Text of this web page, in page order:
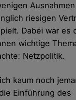
riesigen
Dabei war es
wichtige
Netzpolitik.
kaum noch
Einführung des